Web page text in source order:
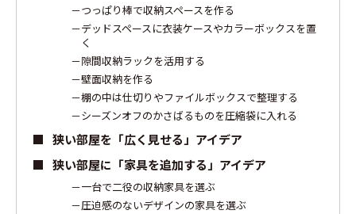
つっぱり棒で収納スペースを作る
デッドスペースに衣装ケースやカラーボックスを置
く
隙間収納ラックを活用する
壁面収納を作る
棚の中は仕切りやファイルボックスで整理する
シーズンオフのかさばるものを圧縮袋に入れる
狭い部屋を「広く見せる」アイデア
狭い部屋に「家具を追加する」アイデア
一台で二役の収納家具を選ぶ
圧迫感のないデザインの家具を選ぶ